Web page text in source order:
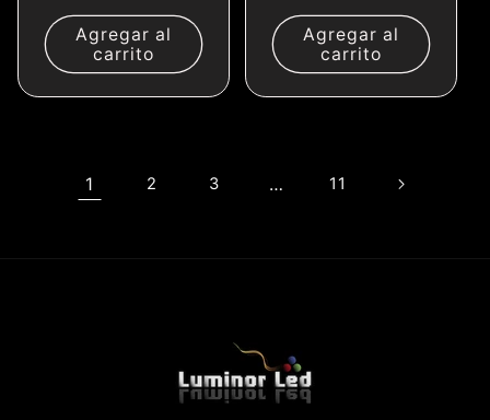
Agregar al
carrito
habitual
Agregar al
carrito
1 2 3 … 11